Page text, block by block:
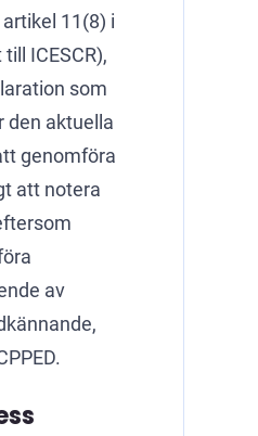
11(8) i
ICESCR),
som
den aktuella
genomföra
att notera
av